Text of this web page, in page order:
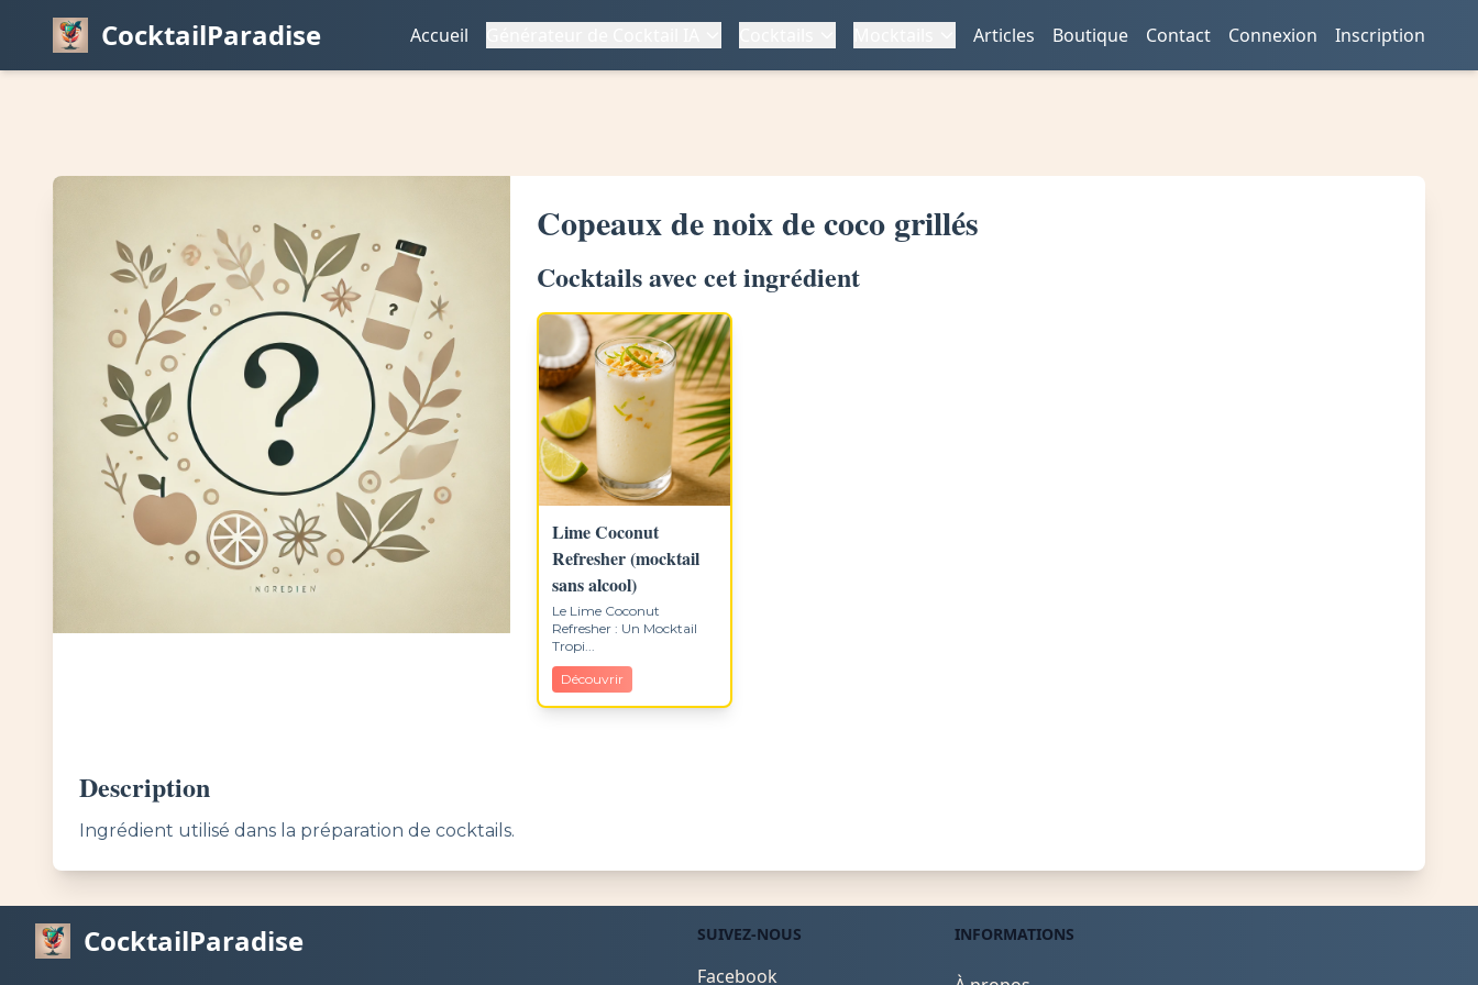
CocktailParadise Accueil Articles Boutique Contact Connexion Inscription
Copeaux de noix de coco grillés
Cocktails avec cet ingrédient
Lime Coconut
Refresher (mocktail
sans alcool)
Le Lime Coconut
Refresher : Un Mocktail
Tropi...
Découvrir
Description
Ingrédient utilisé dans la préparation de cocktails.
CocktailParadise SUIVEZ-NOUS
Facebook
INFORMATIONS